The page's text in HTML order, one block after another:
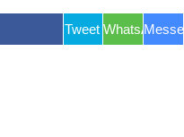
Tweet WhatsApp